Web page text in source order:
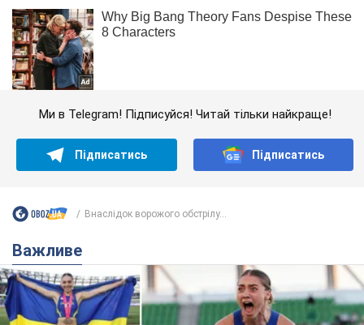
Ми в Telegram! Підписуйся! Читай тільки найкраще!
Підписатись Підписатись
Внаслідок ворожого обстрілу...
Важливе